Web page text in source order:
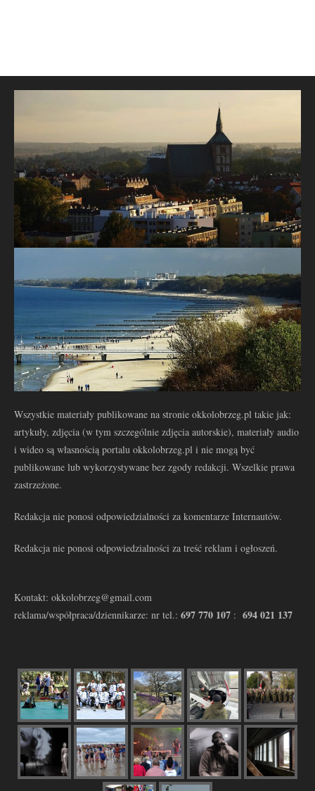
Wszystkie materiały publikowane na stronie okkolobrzeg.pl takie jak:
artykuły, zdjęcia (w tym szczególnie zdjęcia autorskie), materiały audio
i wideo są własnością portalu okkolobrzeg.pl i nie mogą być
publikowane lub wykorzystywane bez zgody redakcji. Wszelkie prawa
zastrzeżone.
Redakcja nie ponosi odpowiedzialności za komentarze Internautów.
Redakcja nie ponosi odpowiedzialności za treść reklam i ogłoszeń.
Kontakt: okkolobrzeg@gmail.com
reklama/współpraca/dziennikarze: nr tel.: 697 770 107 : 694 021 137